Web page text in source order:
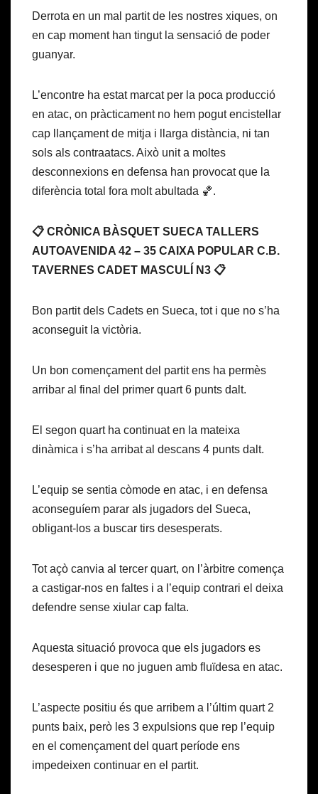
Derrota en un mal partit de les nostres xiques, on
en cap moment han tingut la sensació de poder
guanyar.
L’encontre ha estat marcat per la poca producció
en atac, on pràcticament no hem pogut encistellar
cap llançament de mitja i llarga distància, ni tan
sols als contraatacs. Això unit a moltes
desconnexions en defensa han provocat que la
diferència total fora molt abultada 🏀.
📋 CRÒNICA BÀSQUET SUECA TALLERS
AUTOAVENIDA 42 – 35 CAIXA POPULAR C.B.
TAVERNES CADET MASCULÍ N3 📋
Bon partit dels Cadets en Sueca, tot i que no s’ha
aconseguit la victòria.
Un bon començament del partit ens ha permès
arribar al final del primer quart 6 punts dalt.
El segon quart ha continuat en la mateixa
dinàmica i s’ha arribat al descans 4 punts dalt.
L’equip se sentia còmode en atac, i en defensa
aconseguíem parar als jugadors del Sueca,
obligant-los a buscar tirs desesperats.
Tot açò canvia al tercer quart, on l’àrbitre comença
a castigar-nos en faltes i a l’equip contrari el deixa
defendre sense xiular cap falta.
Aquesta situació provoca que els jugadors es
desesperen i que no juguen amb fluïdesa en atac.
L’aspecte positiu és que arribem a l’últim quart 2
punts baix, però les 3 expulsions que rep l’equip
en el començament del quart període ens
impedeixen continuar en el partit.